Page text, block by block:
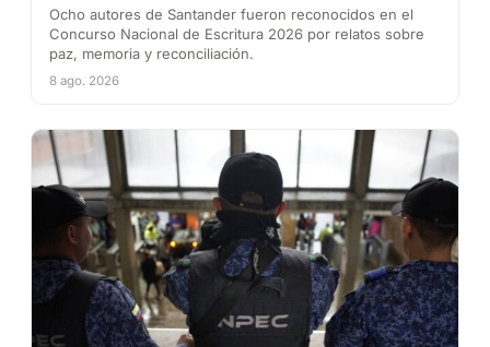
Ocho autores de Santander fueron reconocidos en el
Concurso Nacional de Escritura 2026 por relatos sobre
paz, memoria y reconciliación.
8 ago. 2026